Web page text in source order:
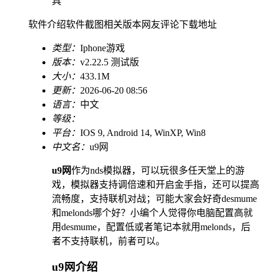
软件介绍软件截图相关版本网友评论下载地址
类型： Iphone游戏
版本： v2.22.5 测试版
大小： 433.1M
更新： 2026-06-20 08:56
语言： 中文
等级：
平台： IOS 9, Android 14, WinXP, Win8
中文名： u9网
u9网作为nds模拟器，可以玩很多任天堂上的游
戏，模拟器支持调倍速和开启金手指，还可以提高
流畅度，支持联机对战；可能大家会好奇desmume
和melonds哪个好？小编个人觉得你电脑配置高就
用desmume，配置低或者笔记本就用melonds，后
者不支持联机，前者可以。
u9网介绍